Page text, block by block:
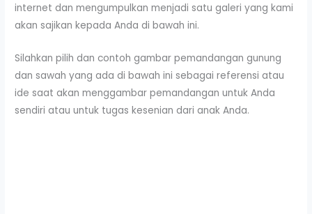
internet dan mengumpulkan menjadi satu galeri yang kami
akan sajikan kepada Anda di bawah ini.
Silahkan pilih dan contoh gambar pemandangan gunung
dan sawah yang ada di bawah ini sebagai referensi atau
ide saat akan menggambar pemandangan untuk Anda
sendiri atau untuk tugas kesenian dari anak Anda.